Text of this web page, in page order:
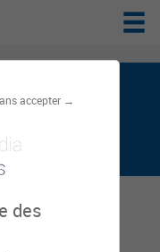
accepter →
des
le
public